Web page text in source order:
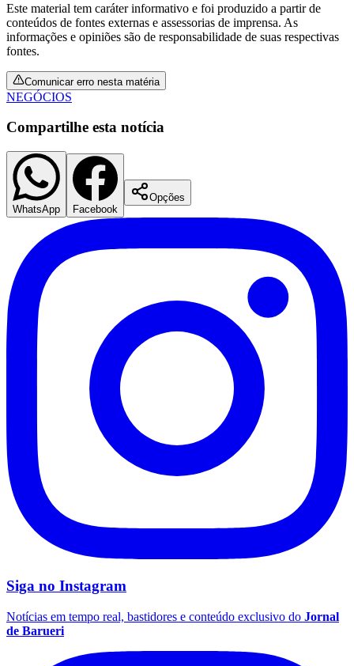
Botafogo
Este material tem caráter informativo e foi produzido a partir de
conteúdos de fontes externas e assessorias de imprensa. As
informações e opiniões são de responsabilidade de suas respectivas
fontes.
Comunicar erro nesta matéria
NEGÓCIOS
Compartilhe esta notícia
WhatsApp Facebook
Opções
Siga no Instagram
Notícias em tempo real, bastidores e conteúdo exclusivo do Jornal
de Barueri